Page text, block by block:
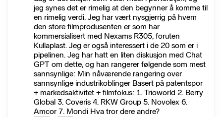
jeg synes det er rimelig at den begynner å komme til
en rimelig verdi. Jeg har vært nysgjerrig på hvem
den store filmprodusenten er som har
kommersialisert med Nexams R305, foruten
Kullaplast. Jeg er også interessert i de 20 som er i
pipelinen. Jeg har hatt en liten diskusjon med Chat
GPT om dette, og han rangerer følgende som mest
sannsynlige: Min nåværende rangering over
sannsynlige industrikoblinger Basert på patentspor
+ markedsaktivitet + filmfokus: 1. Trioworld 2. Berry
Global 3. Coveris 4. RKW Group 5. Novolex 6.
Amcor 7. Mondi Hva tror dere andre?